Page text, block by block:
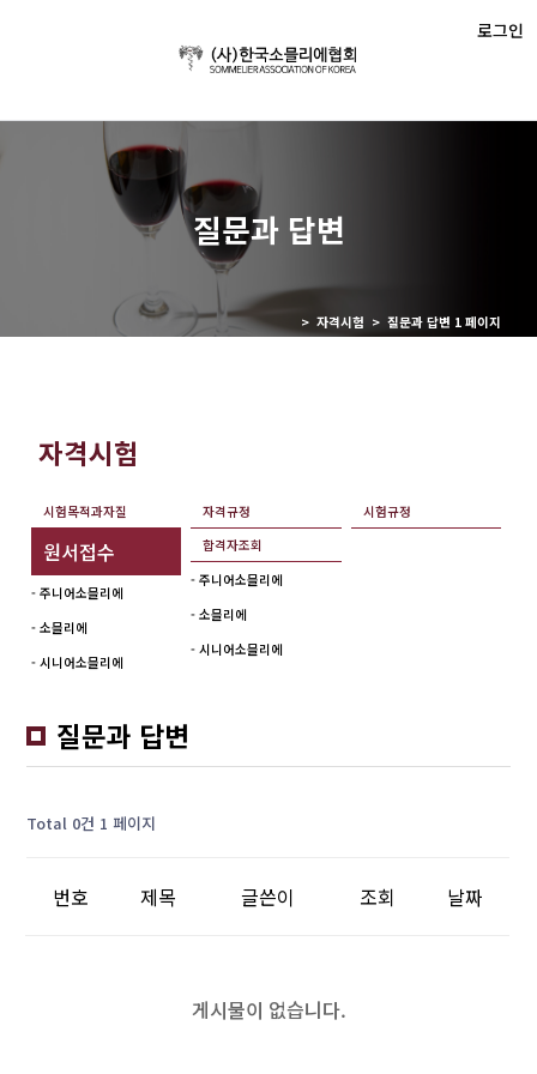
로그인
질문과 답변
> 자격시험 > 질문과 답변 1 페이지
자격시험
시험목적과자질 자격규정 시험규정
원서접수
- 주니어소믈리에
- 소믈리에
- 시니어소믈리에
합격자조회
- 주니어소믈리에
- 소믈리에
- 시니어소믈리에
질문과 답변
Total 0건 1 페이지
번호 제목 글쓴이 조회 날짜
게시물이 없습니다.